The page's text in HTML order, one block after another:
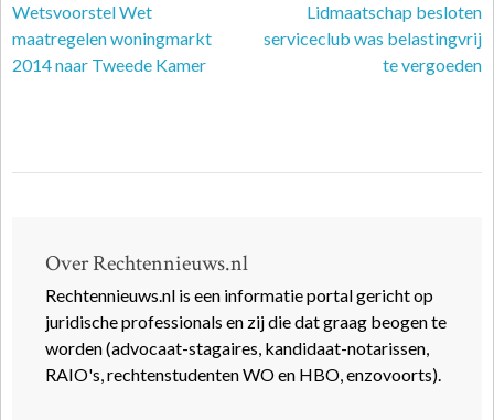
Wetsvoorstel Wet
maatregelen woningmarkt
2014 naar Tweede Kamer
Lidmaatschap besloten
serviceclub was belastingvrij
te vergoeden
Over Rechtennieuws.nl
Rechtennieuws.nl is een informatie portal gericht op
juridische professionals en zij die dat graag beogen te
worden (advocaat-stagaires, kandidaat-notarissen,
RAIO's, rechtenstudenten WO en HBO, enzovoorts).